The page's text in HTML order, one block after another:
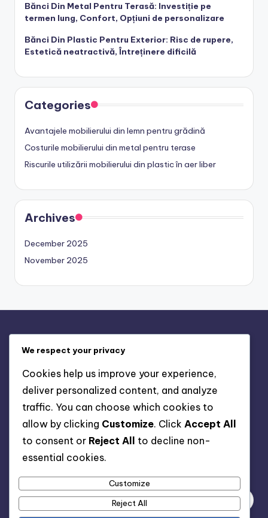
Bănci Din Metal Pentru Terasă: Investiție pe
termen lung, Confort, Opțiuni de personalizare
Bănci Din Plastic Pentru Exterior: Risc de rupere,
Estetică neatractivă, Întreținere dificilă
Categories
Avantajele mobilierului din lemn pentru grădină
Costurile mobilierului din metal pentru terase
Riscurile utilizării mobilierului din plastic în aer liber
Archives
December 2025
November 2025
Who We Are
Get in Touch
Terms and conditions
Data Protection Policy
We respect your privacy
Cookies help us improve your experience,
deliver personalized content, and analyze
traffic. You can choose which cookies to
allow by clicking Customize. Click Accept All
to consent or Reject All
to decline non-
essential cookies.
Customize
Reject All